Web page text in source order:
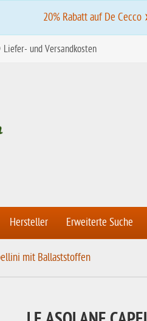
20% Rabatt auf De
Liefer- und Versandkosten
Hersteller Erweiterte Suche
mit Ballaststoffen